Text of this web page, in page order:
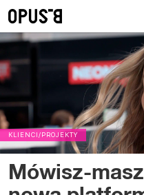
KLIENCI/PROJEKTY
Mówisz-